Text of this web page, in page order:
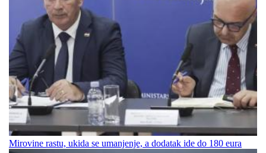
Mirovine rastu, ukida se umanjenje, a dodatak ide do 180 eura